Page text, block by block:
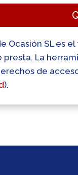
Ocasión SL es
presta. La
de
).